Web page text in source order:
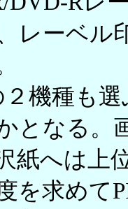
レーベル
機種も選
となる。
紙へは上
を求めて